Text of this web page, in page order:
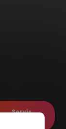
Servis